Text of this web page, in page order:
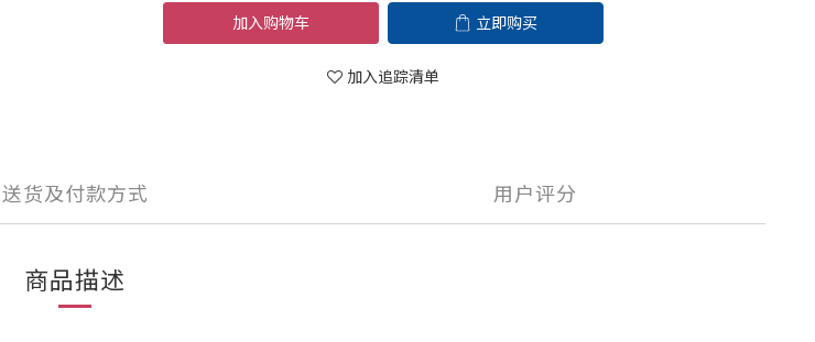
加入购物车 立即购买
加入追踪清单
送货及付款方式 用户评分
商品描述